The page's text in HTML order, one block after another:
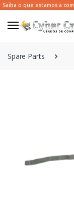
Spare Parts